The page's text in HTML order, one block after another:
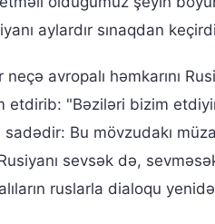
aylardır sınaqdan
avropalı həmkarını
"Bəziləri bizim
Bu mövzudakı
sevsək də,
ruslarla dialoqu